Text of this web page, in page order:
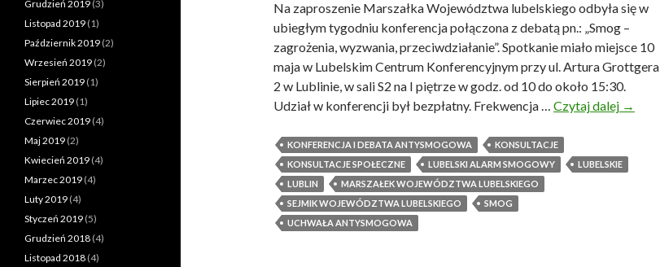
ó
r
k
i
C
z
e
c
h
o
w
s
Na zaproszenie Marszałka Województwa lubelskiego odbyła się w
ubiegłym tygodniu konferencja połączona z debatą pn.: „Smog –
zagrożenia, wyzwania, przeciwdziałanie”. Spotkanie miało miejsce 10
maja w Lubelskim Centrum Konferencyjnym przy ul. Artura Grottgera
2 w Lublinie, w sali S2 na I piętrze w godz. od 10 do około 15:30.
Udział w konferencji był bezpłatny. Frekwencja … Czytaj dalej W
o
→
KONFERENCJA I DEBATA ANTYSMOGOWA
KONSULTACJE
KONSULTACJE SPOŁECZNE
LUBELSKI ALARM SMOGOWY
LUBELSKIE
LUBLIN
MARSZAŁEK WOJEWÓDZTWA LUBELSKIEGO
SEJMIK WOJEWÓDZTWA LUBELSKIEGO
SMOG
UCHWAŁA ANTYSMOGOWA
Grudzień 2019 (3)
Listopad 2019 (1)
Październik 2019 (2)
Wrzesień 2019 (2)
Sierpień 2019 (1)
Lipiec 2019 (1)
Czerwiec 2019 (4)
Maj 2019 (2)
Kwiecień 2019 (4)
Marzec 2019 (4)
Luty 2019 (4)
Styczeń 2019 (5)
Grudzień 2018 (4)
Listopad 2018 (4)